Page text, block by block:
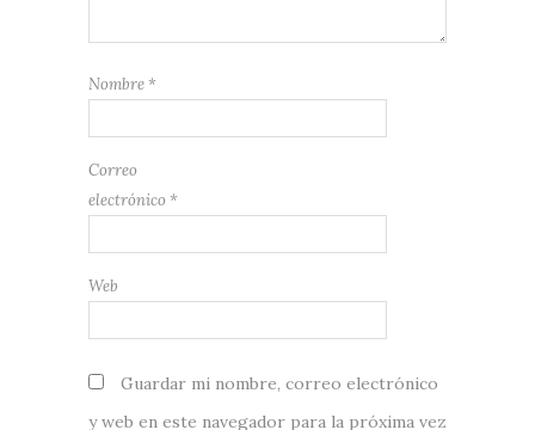
Nombre *
Correo
electrónico *
Web
Guardar mi nombre, correo electrónico
y web en este navegador para la próxima vez